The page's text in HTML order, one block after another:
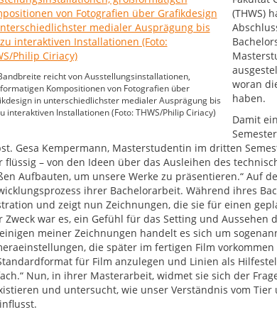
reicht von Ausstellungsinstallationen,
Kompositionen von Fotografien über
in unterschiedlichster medialer Ausprägung bis
interaktiven Installationen (Foto: THWS/Philip Ciriacy)
(THWS)
woran
haben.
Damit
Gesa Kempermann, Masterstudentin im dritten
flüssig – von den Ideen über das Ausleihen des
Aufbauten, um unsere Werke zu präsentieren.“ Auf
ihrer Bachelorarbeit. Während ihres
und zeigt nun Zeichnungen, die sie für einen
Zweck war es, ein Gefühl für das Setting und
meiner Zeichnungen handelt es sich um
die später im fertigen Film
für Film anzulegen und Linien als
Nun, in ihrer Masterarbeit, widmet sie sich der
und untersucht, wie unser Verständnis vom